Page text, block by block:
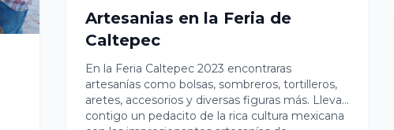
Artesanias en la Feria de
Caltepec
En la Feria Caltepec 2023 encontraras
artesanías como bolsas, sombreros, tortilleros,
aretes, accesorios y diversas figuras más. Lleva
contigo un pedacito de la rica cultura mexicana